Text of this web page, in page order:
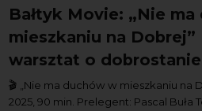
Bałtyk Movie: „Nie
mieszkaniu na
warsztat o dobrostanie
🎬 „Nie ma duchów w mieszkaniu na
2025, 90 min. Prelegent: Pascal Buła